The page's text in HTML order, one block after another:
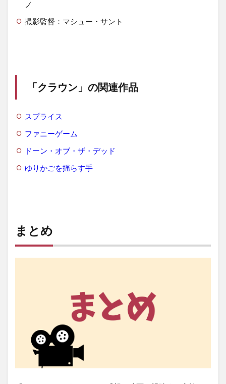
ノ
撮影監督：マシュー・サント
「クラウン」 の関連作品
スプライス
ファニーゲーム
ドーン・オブ・ザ・デッド
ゆりかごを揺らす手
まとめ